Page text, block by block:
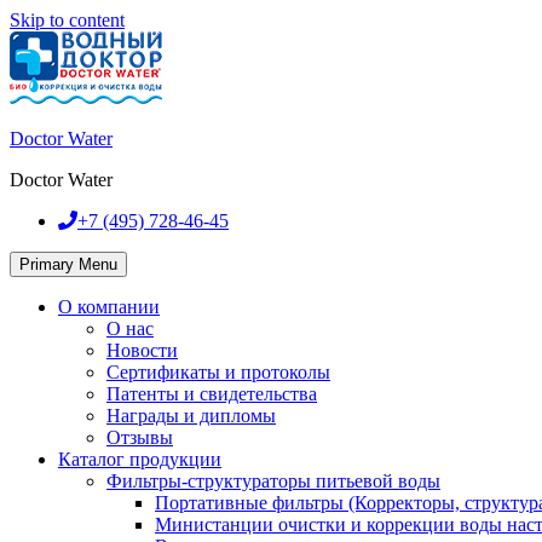
Skip to content
Doctor Water
Doctor Water
+7 (495) 728-46-45
Primary Menu
О компании
О нас
Новости
Сертификаты и протоколы
Патенты и свидетельства
Награды и дипломы
Отзывы
Каталог продукции
Фильтры-структураторы питьевой воды
Портативные фильтры (Корректоры,
Министанции очистки и коррекции воды